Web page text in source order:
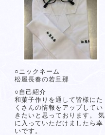
○ニックネーム
松屋長春の若旦那
○自己紹介
和菓子作りを通して皆様にた
くさんの情報をアップしてい
きたいと思っております。 気
に入っていただけましたら幸
いです。